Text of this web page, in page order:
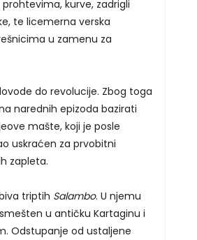
kurve, zadrigli
te licemerna verska
u zamenu za
do revolucije. Zbog toga
narednih epizoda bazirati
mašte, koji je posle
uskraćen za prvobitni
zapleta.
triptih Salambo. U njemu
u antičku Kartaginu i
Odstupanje od ustaljene